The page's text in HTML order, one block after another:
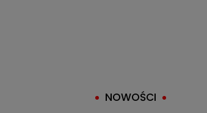
NOWOŚCI